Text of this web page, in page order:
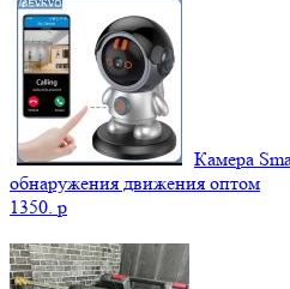
Камера
обнаружения движения оптом
1350. p